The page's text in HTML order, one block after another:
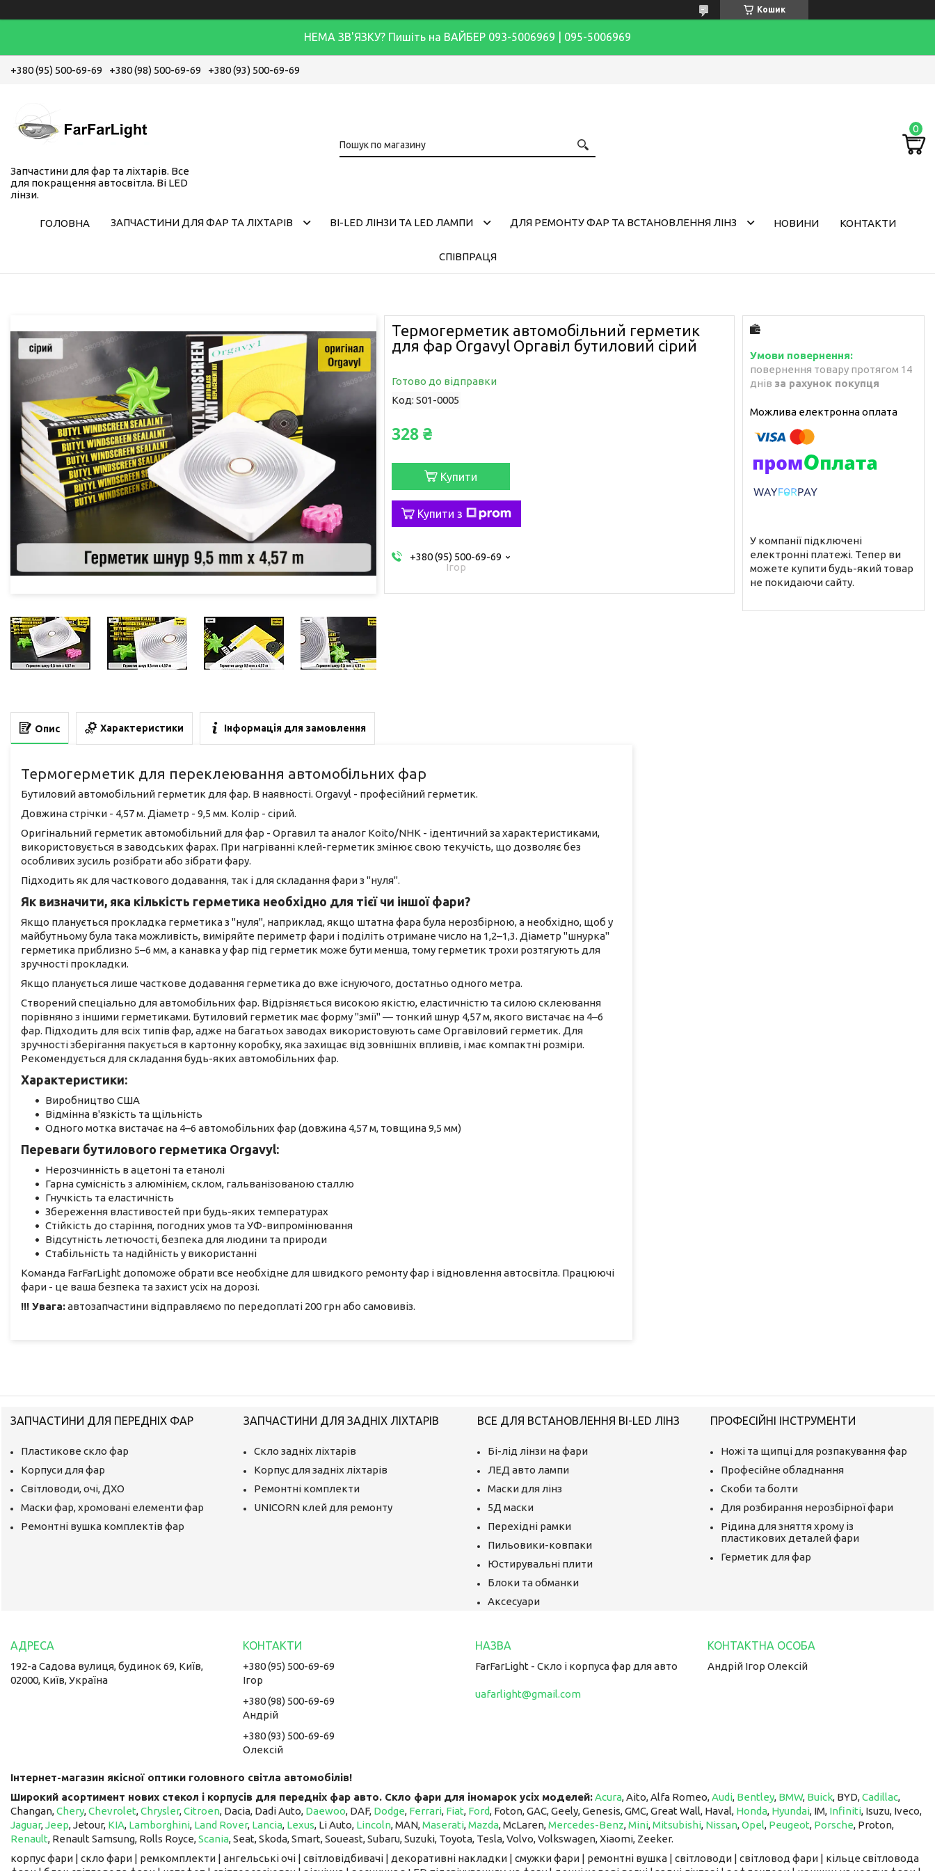
Кошик
НЕМА ЗВ'ЯЗКУ? Пишіть на ВАЙБЕР 093-5006969 | 095-5006969
+380 (95) 500-69-69 +380 (98) 500-69-69 +380 (93) 500-69-69
Запчастини для фар та ліхтарів. Все
для покращення автосвітла. Bi LED
лінзи.
ГОЛОВНА ЗАПЧАСТИНИ ДЛЯ ФАР ТА ЛІХТАРІВ BI-LED ЛІНЗИ ТА LED ЛАМПИ ДЛЯ РЕМОНТУ ФАР ТА ВСТАНОВЛЕННЯ ЛІНЗ НОВИНИ КОНТАКТИ
СПІВПРАЦЯ
Термогерметик автомобільний герметик
для фар Orgavyl Оргавіл бутиловий сірий
Готово до відправки
Код: S01-0005
328 ₴
Купити
Купити з
+380 (95) 500-69-69
Ігор
повернення товару протягом 14
днів за рахунок покупця
У компанії підключені
електронні платежі. Тепер ви
можете купити будь-який товар
не покидаючи сайту.
Опис Характеристики Інформація для замовлення
Термогерметик для переклеювання автомобільних фар
Бутиловий автомобільний герметик для фар. В наявності. Orgavyl - професійний герметик.
Довжина стрічки - 4,57 м. Діаметр - 9,5 мм. Колір - сірий.
Оригінальний герметик автомобільний для фар - Оргавил та аналог Koito/NHK - ідентичний за характеристиками,
використовується в заводських фарах. При нагріванні клей-герметик змінює свою текучість, що дозволяє без
особливих зусиль розібрати або зібрати фару.
Підходить як для часткового додавання, так і для складання фари з "нуля".
Як визначити, яка кількість герметика необхідно для тієї чи іншої фари?
Якщо планується прокладка герметика з "нуля", наприклад, якщо штатна фара була нерозбірною, а необхідно, щоб у
майбутньому була така можливість, виміряйте периметр фари і поділіть отримане число на 1,2–1,3. Діаметр "шнурка"
герметика приблизно 5–6 мм, а канавка у фар під герметик може бути менша, тому герметик трохи розтягують для
зручності прокладки.
Якщо планується лише часткове додавання герметика до вже існуючого, достатньо одного метра.
Створений спеціально для автомобільних фар. Відрізняється високою якістю, еластичністю та силою склеювання
порівняно з іншими герметиками. Бутиловий герметик має форму "змії" — тонкий шнур 4,57 м, якого вистачає на 4–6
фар. Підходить для всіх типів фар, адже на багатьох заводах використовують саме Оргавіловий герметик. Для
зручності зберігання пакується в картонну коробку, яка захищає від зовнішніх впливів, і має компактні розміри.
Рекомендується для складання будь-яких автомобільних фар.
Характеристики:
Виробництво США
Відмінна в'язкість та щільність
Одного мотка вистачає на 4–6 автомобільних фар (довжина 4,57 м, товщина 9,5 мм)
Переваги бутилового герметика Orgavyl:
Нерозчинність в ацетоні та етанолі
Гарна сумісність з алюмінієм, склом, гальванізованою сталлю
Гнучкість та еластичність
Збереження властивостей при будь-яких температурах
Стійкість до старіння, погодних умов та УФ-випромінювання
Відсутність летючості, безпека для людини та природи
Стабільність та надійність у використанні
Команда FarFarLight допоможе обрати все необхідне для швидкого ремонту фар і відновлення автосвітла. Працюючі
фари - це ваша безпека та захист усіх на дорозі.
!!! Увага:автозапчастини відправляємо по передоплаті 200 грн або самовивіз.
ЗАПЧАСТИНИ ДЛЯ ПЕРЕДНІХ ФАР
Пластикове скло фар
Корпуси для фар
Світловоди, очі, ДХО
Маски фар, хромовані елементи фар
Ремонтні вушка комплектів фар
ЗАПЧАСТИНИ ДЛЯ ЗАДНІХ ЛІХТАРІВ
Скло задніх ліхтарів
Корпус для задніх ліхтарів
Ремонтні комплекти
UNICORN клей для ремонту
ВСЕ ДЛЯ ВСТАНОВЛЕННЯ BI-LED ЛІНЗ
Бі-лід лінзи на фари
ЛЕД авто лампи
Маски для лінз
5Д маски
Перехідні рамки
Пильовики-ковпаки
Юстирувальні плити
Блоки та обманки
Аксесуари
ПРОФЕСІЙНІ ІНСТРУМЕНТИ
Ножі та щипці для розпакування фар
Професійне обладнання
Скоби та болти
Для розбирання нерозбірної фари
Рідина для зняття хрому із
пластикових деталей фари
Герметик для фар
192-а Садова вулиця, будинок 69, Київ,
02000, Київ, Україна
+380 (95) 500-69-69
Ігор
+380 (98) 500-69-69
Андрій
+380 (93) 500-69-69
Олексій
FarFarLight - Cкло і корпуса фар для авто
uafarlight@gmail.com
Андрій Ігор Олексій
Інтернет-магазин якісної оптики головного світла автомобілів!
Широкий асортимент нових стекол і корпусів для передніх фар авто. Скло фари для іномарок усіх моделей:Acura, Aito, Alfa Romeo,Audi, Bentley, BMW, Buick, BYD,Cadillac,
Changan,Chery,Chevrolet,Chrysler,Citroen, Dacia, Dadi Auto, Daewoo, DAF, Dodge, Ferrari, Fiat, Ford, Foton, GAC, Geely, Genesis, GMC, Great Wall, Haval, Honda, Hyundai, IM, ​​​​​​​ Infiniti, Isuzu, Iveco,
Jaguar,Jeep, Jetour, ​​​​​​​ KIA, Lamborghini, Land Rover, Lancia, Lexus, Li Auto, ​​​​​​​ Lincoln, MAN,Maserati,Mazda, McLaren, ​​​​​​​Mercedes-Benz,Mini,Mitsubishi, Nissan,Opel, Peugeot, Porsche, Proton, ​​​​​​​
Renault, Renault Samsung, Rolls Royce,Scania, Seat, Skoda, Smart, Soueast, Subaru, Suzuki, Toyota, Tesla, Volvo, Volkswagen, Xiaomi, Zeeker.
корпус фари | скло фари | ремкомплекти | ангельські очі | світловідбивачі | декоративні накладки | смужки фари | ремонтні вушка | світловоди | світловод фари | кільце світловода